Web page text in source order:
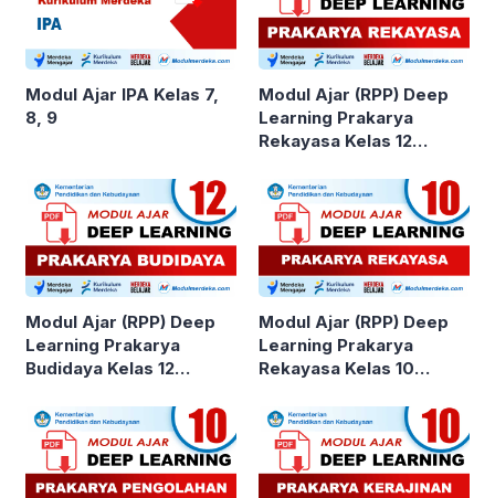
Modul Ajar IPA Kelas 7,
8, 9
Modul Ajar (RPP) Deep
Learning Prakarya
Rekayasa Kelas 12
Modul Ajar (RPP) Deep
Learning Prakarya
Budidaya Kelas 12
Modul Ajar (RPP) Deep
Learning Prakarya
Rekayasa Kelas 10